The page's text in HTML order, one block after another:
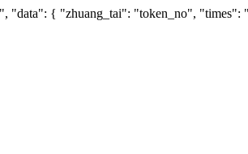
"data": { "zhuang_tai": "token_no", "times":